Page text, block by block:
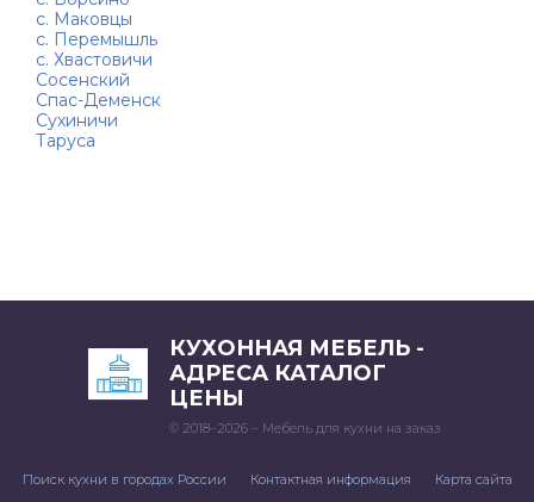
с. Маковцы
с. Перемышль
с. Хвастовичи
Сосенский
Спас-Деменск
Сухиничи
Таруса
КУХОННАЯ МЕБЕЛЬ -
АДРЕСА КАТАЛОГ
ЦЕНЫ
© 2018–2026 – Мебель для кухни на заказ
Поиск кухни в городах России Контактная информация Карта сайта